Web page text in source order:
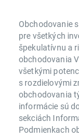
Obchodovanie
pre všetkých
špekulatívnu a
obchodovania
všetkými
s rozdielovými
obchodovania
informácie sú
sekciách
Podmienkach